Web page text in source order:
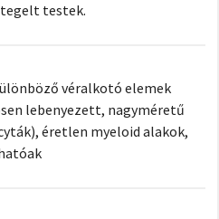
testek.
véralkotó elemek
lebenyezett, nagyméretű
éretlen myeloid alakok,